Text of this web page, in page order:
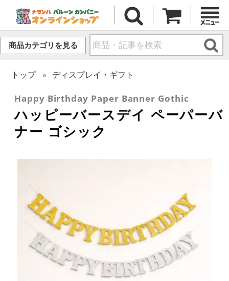
商品カテゴリを見る
トップ ディスプレイ・ギフト
Happy Birthday Paper Banner Gothic
ハッピーバースデイ ペーパーバ
ナー ゴシック